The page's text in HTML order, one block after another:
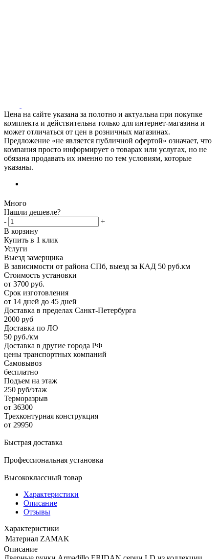
Цена на сайте указана за полотно и актуальна при покупке
комплекта и действительна только для интернет-магазина и
может отличаться от цен в розничных магазинах.
Предложение «не является публичной офертой» означает, что
компания просто информирует о товарах или услугах, но не
обязана продавать их именно по тем условиям, которые
указаны.
Много
Нашли дешевле?
-
+
В корзину
Купить в 1 клик
Услуги
Выезд замерщика
В зависимости от района СПб, выезд за КАД 50 руб.км
Стоимость установки
от 3700 руб.
Срок изготовления
от 14 дней до 45 дней
Доставка в пределах Санкт-Петербурга
2000 руб
Доставка по ЛО
50 руб./км
Доставка в другие города РФ
цены транспортных компаний
Самовывоз
бесплатно
Подъем на этаж
250 руб/этаж
Терморазрыв
от 36300
Трехконтурная конструкция
от 29950
Быстрая доставка
Профессиональная установка
Высококлассный товар
Характеристики
Описание
Отзывы
Характеристики
Материал ZAMAK
Описание